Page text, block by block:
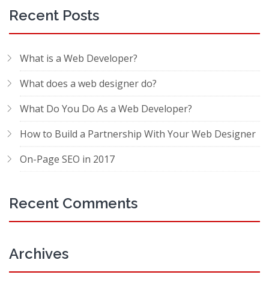
Recent Posts
What is a Web Developer?
What does a web designer do?
What Do You Do As a Web Developer?
How to Build a Partnership With Your Web Designer
On-Page SEO in 2017
Recent Comments
Archives